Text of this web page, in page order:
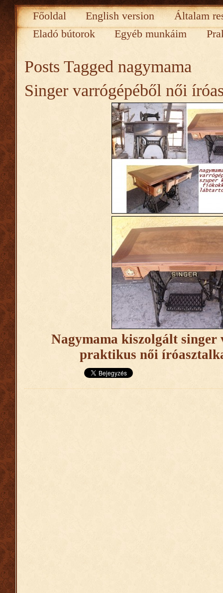
Főoldal English version
Általam
Eladó bútorok
Egyéb munkáim
Posts Tagged nagymama
Singer varrógépéből női
Nagymama kiszolgált singer
praktikus női